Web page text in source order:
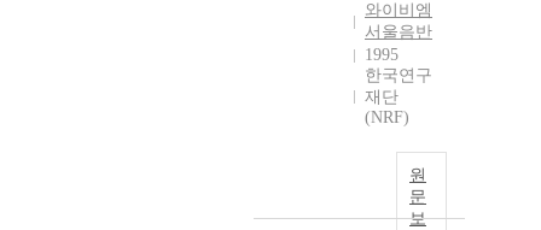
와이비엠
서울음반
1995
한국연구
재단
(NRF)
원
문
보